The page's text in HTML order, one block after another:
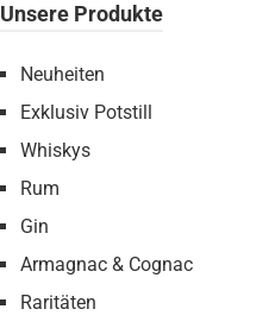
Unsere Produkte
Neuheiten
Exklusiv Potstill
Whiskys
Rum
Gin
Armagnac & Cognac
Raritäten